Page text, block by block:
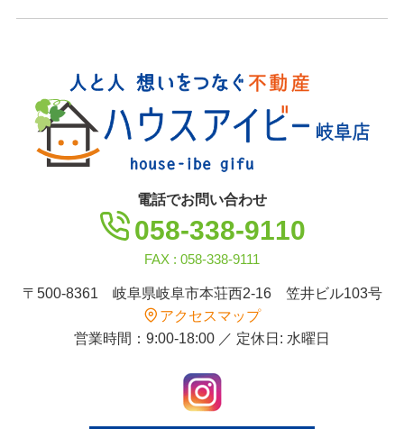
電話でお問い合わせ
058-338-9110
FAX : 058-338-9111
〒500-8361 岐阜県岐阜市本荘西2-16 笠井ビル103号
アクセスマップ
営業時間：9:00-18:00 ／ 定休日: 水曜日